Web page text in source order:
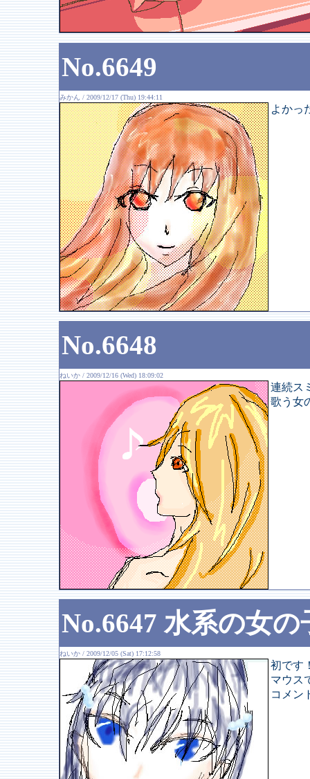
No.6649
みかん / 2009/12/17 (Thu) 19:44:11
よかっ
No.6648
ねいか / 2009/12/16 (Wed) 18:09:02
連続ス
歌う女
No.6647 水系の女の
ねいか / 2009/12/05 (Sat) 17:12:58
初です
マウス
コメン